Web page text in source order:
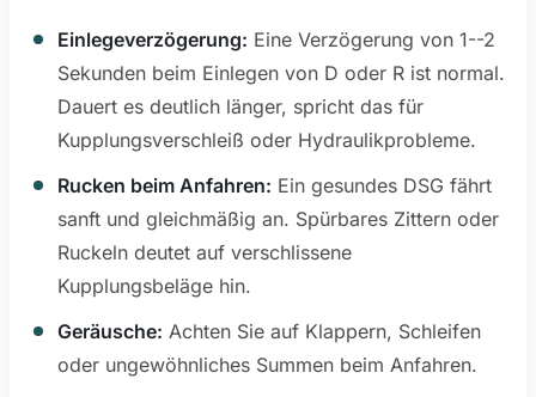
Einlegeverzögerung: Eine Verzögerung von 1--2
Sekunden beim Einlegen von D oder R ist normal.
Dauert es deutlich länger, spricht das für
Kupplungsverschleiß oder Hydraulikprobleme.
Rucken beim Anfahren: Ein gesundes DSG fährt
sanft und gleichmäßig an. Spürbares Zittern oder
Ruckeln deutet auf verschlissene
Kupplungsbeläge hin.
Geräusche: Achten Sie auf Klappern, Schleifen
oder ungewöhnliches Summen beim Anfahren.